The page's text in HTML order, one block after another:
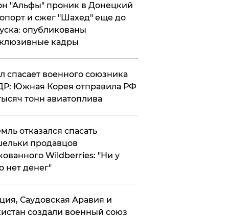
"Альфы" проник в Донецкий
и сжег "Шахед" еще до
опубликованы
кадры
спасает военного союзника
Южная Корея отправила РФ
тонн авиатоплива
отказался спасать
продавцов
Wildberries: "Ни у
нет денег"
Саудовская Аравия и
создали военный союз